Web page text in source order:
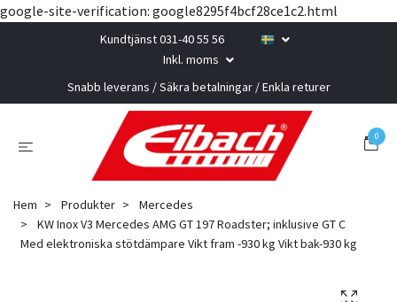
google-site-verification: google8295f4bcf28ce1c2.html
Kundtjänst 031-40 55 56
Inkl. moms
Snabb leverans / Säkra betalningar / Enkla returer
0
Hem Produkter
Mercedes
KW Inox V3 Mercedes AMG GT 197 Roadster; inklusive GT C
Med elektroniska stötdämpare Vikt fram -930 kg Vikt bak-930 kg